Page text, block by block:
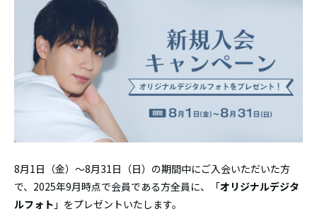
8月1日（金）〜8月31日（日）の期間中にご入会いただいた方
で、2025年9月時点で会員である方全員に、「オリジナルデジタ
ルフォト 」をプレゼントいたします。